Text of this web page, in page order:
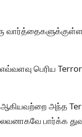
பெரிய
அந்த
பார்க்க